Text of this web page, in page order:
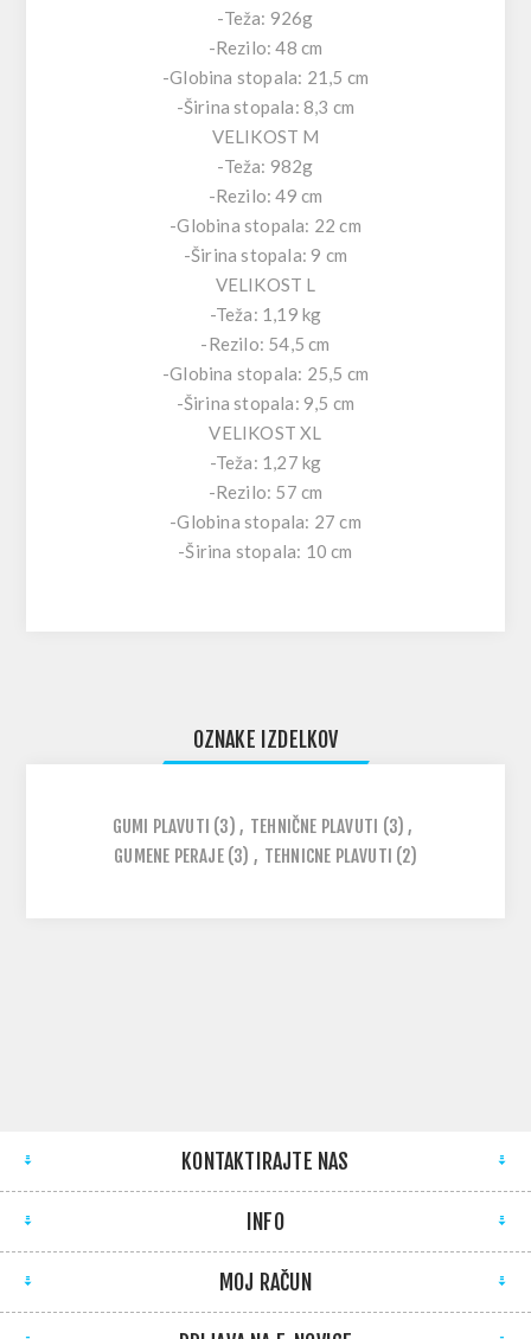
-Teža: 926g
-Rezilo: 48 cm
-Globina stopala: 21,5 cm
-Širina stopala: 8,3 cm
VELIKOST M
-Teža: 982g
-Rezilo: 49 cm
-Globina stopala: 22 cm
-Širina stopala: 9 cm
VELIKOST L
-Teža: 1,19 kg
-Rezilo: 54,5 cm
-Globina stopala: 25,5 cm
-Širina stopala: 9,5 cm
VELIKOST XL
-Teža: 1,27 kg
-Rezilo: 57 cm
-Globina stopala: 27 cm
-Širina stopala: 10 cm
OZNAKE IZDELKOV
GUMI PLAVUTI (3) , TEHNIČNE PLAVUTI (3) ,
GUMENE PERAJE (3) , TEHNICNE PLAVUTI (2)
KONTAKTIRAJTE NAS
INFO
MOJ RAČUN